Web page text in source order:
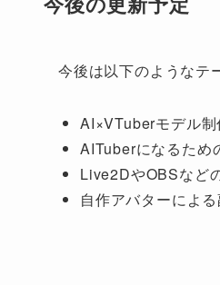
今後は以下のようなテ
AI×VTuberモデル制
AITuberになるため
Live2DやOBSなど
自作アバターによ